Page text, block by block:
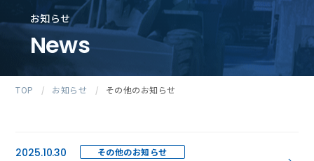
お知らせ
News
TOP / お知らせ / その他のお知らせ
2025.10.30 その他のお知らせ